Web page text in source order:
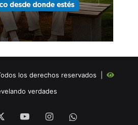
los derechos reservados |
verdades
YouTubeInstagram